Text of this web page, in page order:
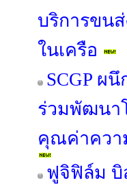
บริการขน
ในเครือ
SCGP ผ
ร่วมพัฒนา
คุณค่าควา
ฟูจิฟิล์ม บิ